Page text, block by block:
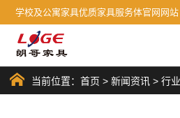
学校及公寓家具优质家具服务体官网网站
当前位置：首页 >新闻资讯 >行